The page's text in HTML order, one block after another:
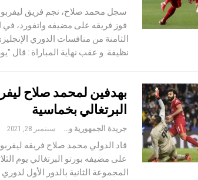
سجل محمد صلاح، نجم فريق
فوز فريقه على مضيفه واتفورد، في
الثامنة من منافسات الدوري
نظيفة. و عقب نهاية المباراة : قال
بهدفين لمحمد صلاح
البرتغالي بخماسية
جريدة الجمهورية والعالم سبتمبر 28, 2021
قاد الدولي محمد صلاح فريقه
على مضيفه بورتو البرتغالي يوم
المجموعة الثانية بالدور الأول